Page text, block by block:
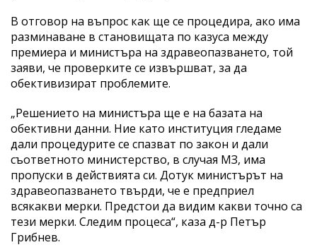
В отговор на въпрос как ще се процедира, ако има
разминаване в становищата по казуса между
премиера и министъра на здравеопазването, той
заяви, че проверките се извършват, за да
обективизират проблемите.
„Решението на министъра ще е на базата на
обективни данни. Ние като институция гледаме
дали процедурите се спазват по закон и дали
съответното министерство, в случая МЗ, има
пропуски в действията си. Дотук министърът на
здравеопазването твърди, че е предприел
всякакви мерки. Предстои да видим какви точно са
тези мерки. Следим процеса“, каза д-р Петър
Грибнев.